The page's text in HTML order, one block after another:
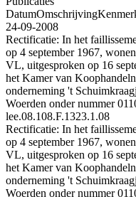
DatumOmschrijving
24-09-2008
Rectificatie: In het
op 4 september 1967,
VL, uitgesproken op 16
het Kamer van
onderneming 't
Woerden onder nummer
lee.08.108.F.1323.1.08
Rectificatie: In het
op 4 september 1967,
VL, uitgesproken op 16
het Kamer van
onderneming 't
Woerden onder nummer